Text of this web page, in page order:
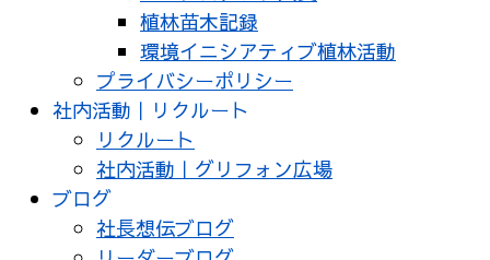
植林苗木記録
環境イニシアティブ植林活動
プライバシーポリシー
社内活動｜リクルート
リクルート
社内活動｜グリフォン広場
ブログ
社長想伝ブログ